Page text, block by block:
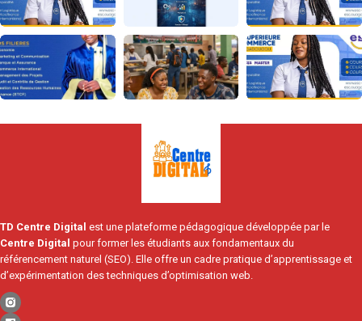
TD Centre Digital est une plateforme pédagogique développée par le
Centre Digital pour former les étudiants aux fondamentaux du
référencement naturel (SEO). Elle offre un cadre pratique d’apprentissage et
d’expérimentation des techniques d’optimisation web.